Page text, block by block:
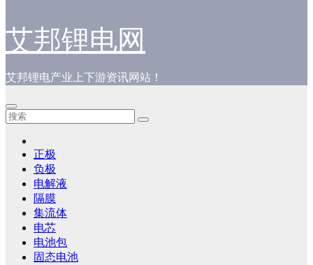
艾邦锂电网
艾邦锂电产业上下游资讯网站！
正极
负极
电解液
隔膜
集流体
电芯
电池包
固态电池